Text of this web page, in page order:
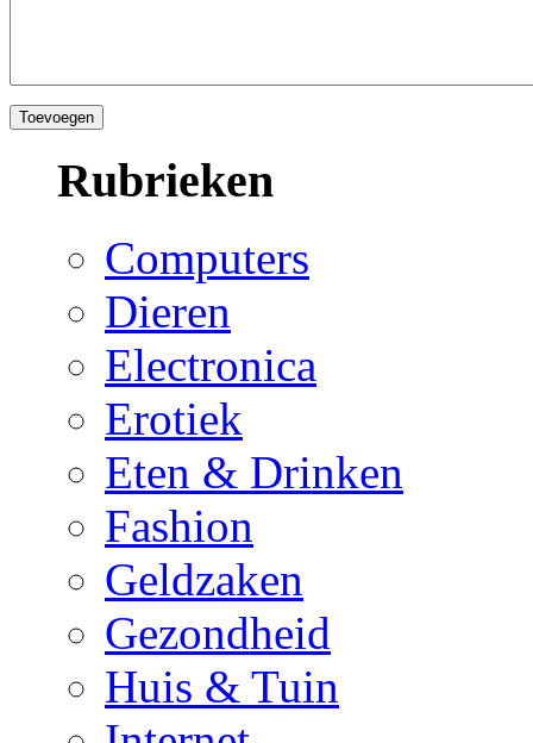
Rubrieken
Computers
Dieren
Electronica
Erotiek
Eten & Drinken
Fashion
Geldzaken
Gezondheid
Huis & Tuin